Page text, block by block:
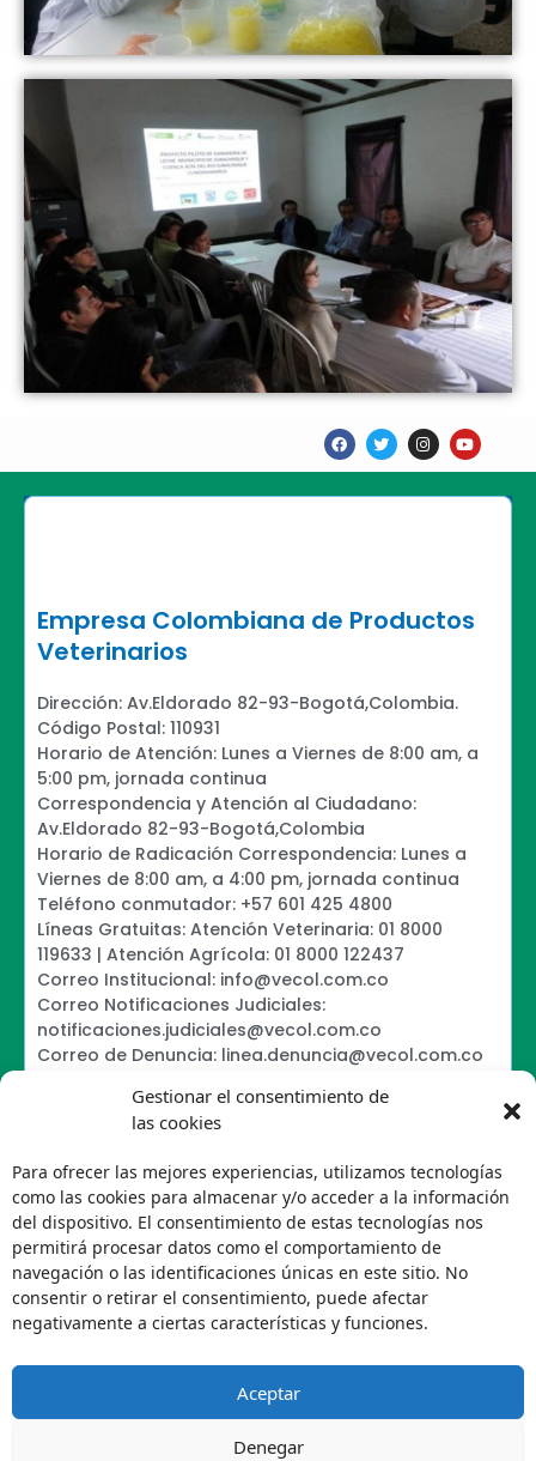
Gestionar el consentimiento de
las cookies
Para ofrecer las mejores experiencias, utilizamos tecnologías
como las cookies para almacenar y/o acceder a la información
del dispositivo. El consentimiento de estas tecnologías nos
permitirá procesar datos como el comportamiento de
navegación o las identificaciones únicas en este sitio. No
consentir o retirar el consentimiento, puede afectar
negativamente a ciertas características y funciones.
Aceptar
Denegar
F
a
c
b
T
w
i
t
I
n
s
a
Y
o
u
u
Empresa Colombiana de Productos
Veterinarios
Dirección: Av.Eldorado 82-93-Bogotá,Colombia.
Código Postal: 110931
Horario de Atención: Lunes a Viernes de 8:00 am, a
5:00 pm, jornada continua
Correspondencia y Atención al Ciudadano:
Av.Eldorado 82-93-Bogotá,Colombia
Horario de Radicación Correspondencia: Lunes a
Viernes de 8:00 am, a 4:00 pm, jornada continua
Teléfono conmutador: +57 601 425 4800
Líneas Gratuitas: Atención Veterinaria: 01 8000
119633 | Atención Agrícola: 01 8000 122437
Correo Institucional: info@vecol.com.co
Correo Notificaciones Judiciales:
notificaciones.judiciales@vecol.com.co
Correo de Denuncia: linea.denuncia@vecol.com.co
Política de Términos y Condiciones de Uso
Política de Tratamiento de Datos Personales VECOL
S.A
Política de Derechos de Autor y Uso sobre los
Contenidos
Política Editorial de la Sede Electrónica
Encuesta de usabilidad